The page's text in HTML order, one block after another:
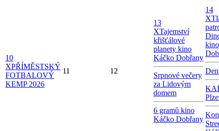
10
XPŘÍMĚSTSKÝ
FOTBALOVÝ
KEMP 2026
11 12
13
XTajemství
křišťálové
planety kino
Káčko Dobřany
Srpnové večery
za Lidovým
domem
6 gramů kino
Káčko Dobřany
14
X